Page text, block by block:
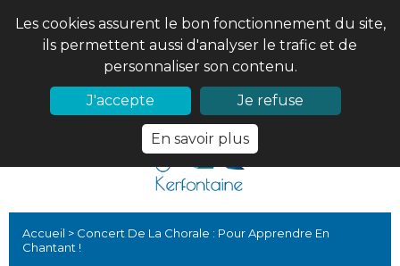
Les cookies assurent le bon fonctionnement du site,
ils permettent aussi d'analyser le trafic et de
personnaliser son contenu.
J'accepte
Je refuse
En savoir plus
02 97 56 61 18
Accueil > Concert De La Chorale : Pour Apprendre En
Chantant !